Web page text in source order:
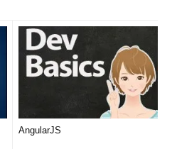
AngularJS